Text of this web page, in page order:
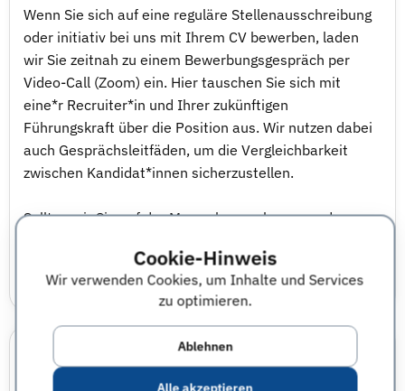
Cookie-Hinweis
Wir verwenden Cookies, um Inhalte und Services
zu optimieren.
Ablehnen
Wenn Sie sich auf eine reguläre Stellenausschreibung
oder initiativ bei uns mit Ihrem CV bewerben, laden
wir Sie zeitnah zu einem Bewerbungsgespräch per
Video-Call (Zoom) ein. Hier tauschen Sie sich mit
eine*r Recruiter*in und Ihrer zukünftigen
Führungskraft über die Position aus. Wir nutzen dabei
auch Gesprächsleitfäden, um die Vergleichbarkeit
zwischen Kandidat*innen sicherzustellen.
Sollten wir Sie auf der Messe kennenlernen und
Austausch, laden wir Sie zeitnah nach der Messe zu
einem Bewerbungsgespräch ein.
Weitere Informationen von Zukunft – Umwelt –
Gesellschaft (ZUG) gGmbH